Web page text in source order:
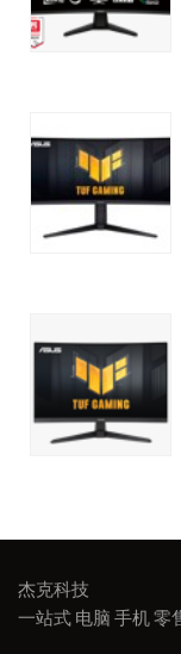
杰克科技
一站式 电脑 手机 零